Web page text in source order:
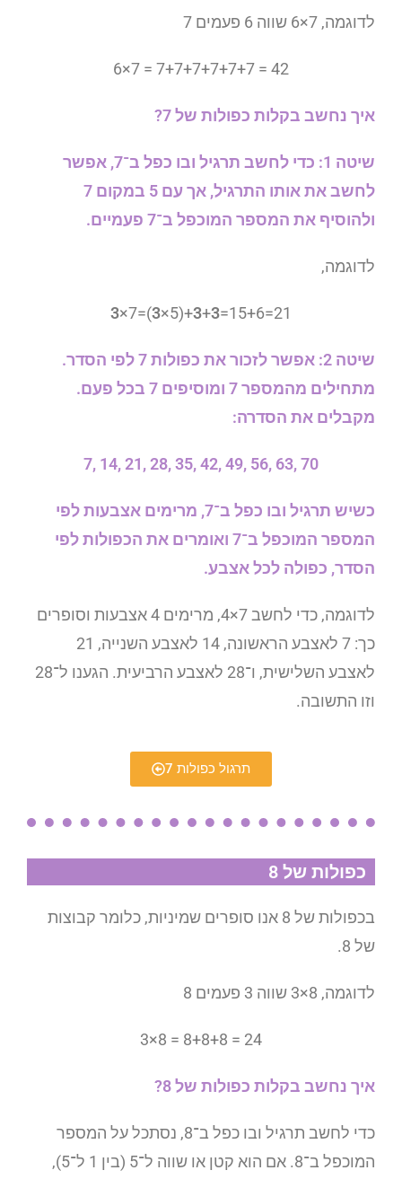
לדוגמה, 7×6 שווה 6 פעמים 7
6×7 = 7+7+7+7+7+7 = 42
איך נחשב בקלות כפולות של 7?
שיטה 1: כדי לחשב תרגיל ובו כפל ב־7, אפשר
לחשב את אותו התרגיל, אך עם 5 במקום 7
ולהוסיף את המספר המוכפל ב־7 פעמיים.
לדוגמה,
3×7=(3×5)+3+3=15+6=21
שיטה 2: אפשר לזכור את כפולות 7 לפי הסדר.
מתחילים מהמספר 7 ומוסיפים 7 בכל פעם.
מקבלים את הסדרה:
70 ,63 ,56 ,49 ,42 ,35 ,28 ,21 ,14 ,7
כשיש תרגיל ובו כפל ב־7, מרימים אצבעות לפי
המספר המוכפל ב־7 ואומרים את הכפולות לפי
הסדר, כפולה לכל אצבע.
לדוגמה, כדי לחשב 7×4, מרימים 4 אצבעות וסופרים
כך: 7 לאצבע הראשונה, 14 לאצבע השנייה, 21
לאצבע השלישית, ו־28 לאצבע הרביעית. הגענו ל־28
וזו התשובה.
תרגול כפולות 7
כפולות של 8
בכפולות של 8 אנו סופרים שמיניות, כלומר קבוצות
של 8.
לדוגמה, 8×3 שווה 3 פעמים 8
3×8 = 8+8+8 = 24
איך נחשב בקלות כפולות של 8?
כדי לחשב תרגיל ובו כפל ב־8, נסתכל על המספר
המוכפל ב־8. אם הוא קטן או שווה ל־5 (בין 1 ל־5),